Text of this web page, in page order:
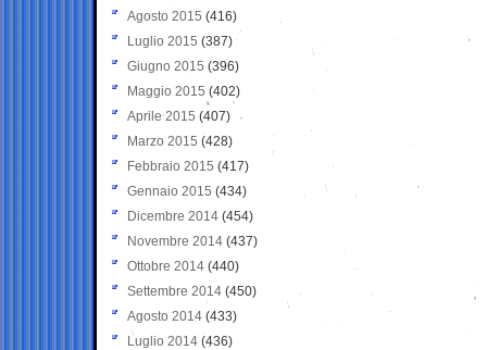
Agosto 2015 (416)
Luglio 2015 (387)
Giugno 2015 (396)
Maggio 2015 (402)
Aprile 2015 (407)
Marzo 2015 (428)
Febbraio 2015 (417)
Gennaio 2015 (434)
Dicembre 2014 (454)
Novembre 2014 (437)
Ottobre 2014 (440)
Settembre 2014 (450)
Agosto 2014 (433)
Luglio 2014 (436)